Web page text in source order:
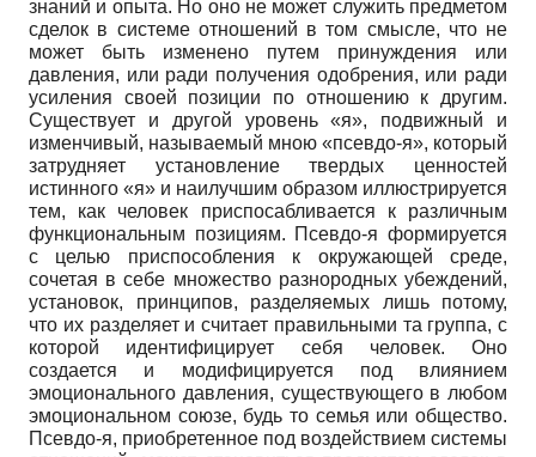
знаний и опыта. Но оно не может служить предметом
сделок в системе отношений в том смысле, что не
может быть изменено путем принуждения или
давления, или ради получения одобрения, или ради
усиления своей позиции по отношению к другим.
Существует и другой уровень «я», подвижный и
изменчивый, называемый мною «псевдо-я», который
затрудняет установление твердых ценностей
истинного «я» и наилучшим образом иллюстрируется
тем, как человек приспосабливается к различным
функциональным позициям. Псевдо-я формируется
с целью приспособления к окружающей среде,
сочетая в себе множество разнородных убеждений,
установок, принципов, разделяемых лишь потому,
что их разделяет и считает правильными та группа, с
которой идентифицирует себя человек. Оно
создается и модифицируется под влиянием
эмоционального давления, существующего в любом
эмоциональном союзе, будь то семья или общество.
Псевдо-я, приобретенное под воздействием системы